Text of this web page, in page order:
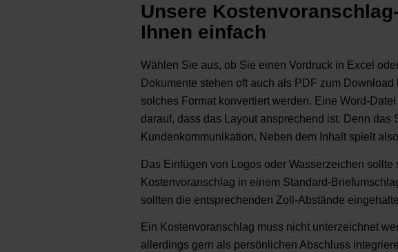
Unsere
Ihnen einfach
Wählen Sie aus, ob Sie einen Vordruck in Excel
Dokumente stehen oft auch als PDF zum
solches Format konvertiert werden. Eine Word-
darauf, dass das Layout ansprechend ist. Denn das
Kundenkommunikation. Neben dem Inhalt spielt
Das Einfügen von Logos oder Wasserzeichen
Kostenvoranschlag in einem Standard-
sollten die entsprechenden Zoll-Abstände
Ein Kostenvoranschlag muss nicht unterzeichnet
allerdings gern als persönlichen Abschluss